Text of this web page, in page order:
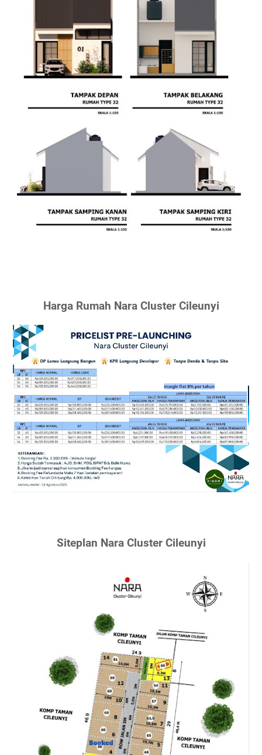
Harga Rumah Nara Cluster Cileunyi
Siteplan Nara Cluster Cileunyi